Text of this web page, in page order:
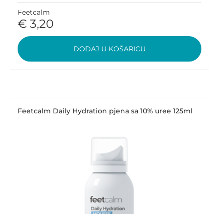
Feetcalm
€ 3,20
DODAJ U KOŠARICU
Feetcalm Daily Hydration pjena sa 10% uree 125ml